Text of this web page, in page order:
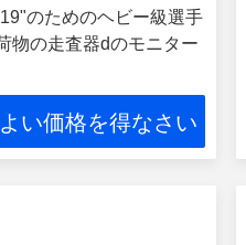
のためのヘビー級選手
物の走査器dのモニター
い価格を得なさい